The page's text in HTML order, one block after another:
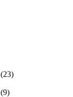
(23)
(9)